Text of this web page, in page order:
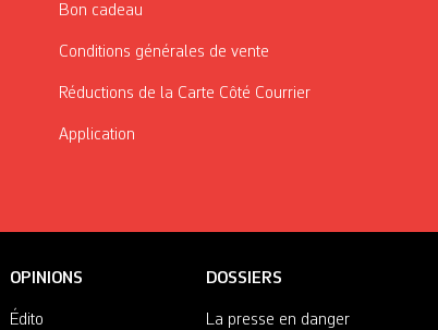
Bon cadeau
Conditions générales de vente
Réductions de la Carte Côté Courrier
Application
OPINIONS
Édito
DOSSIERS
La presse en danger